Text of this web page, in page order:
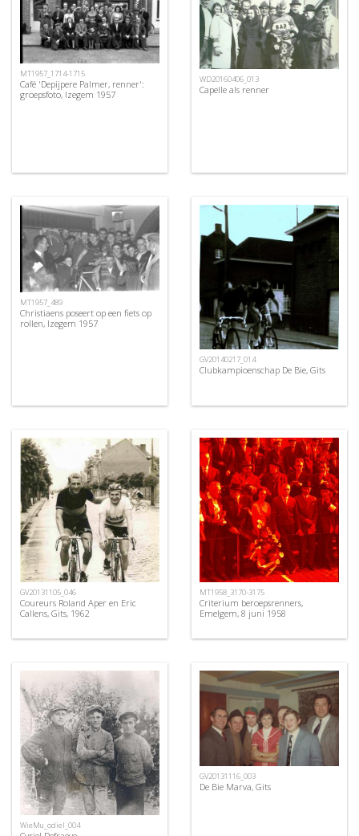
MT1957_1714-1715
Café 'Depijpere Palmer, renner':
groepsfoto, Izegem 1957
WD20160406_013
Capelle als renner
MT1957_489
Christiaens poseert op een fiets op
rollen, Izegem 1957
GV20140217_014
Clubkampioenschap De Bie, Gits
GV20131105_046
Coureurs Roland Aper en Eric
Callens, Gits, 1962
MT1958_3170-3175
Criterium beroepsrenners,
Emelgem, 8 juni 1958
WieMu_odiel_004
GV20131116_003
De Bie Marva, Gits